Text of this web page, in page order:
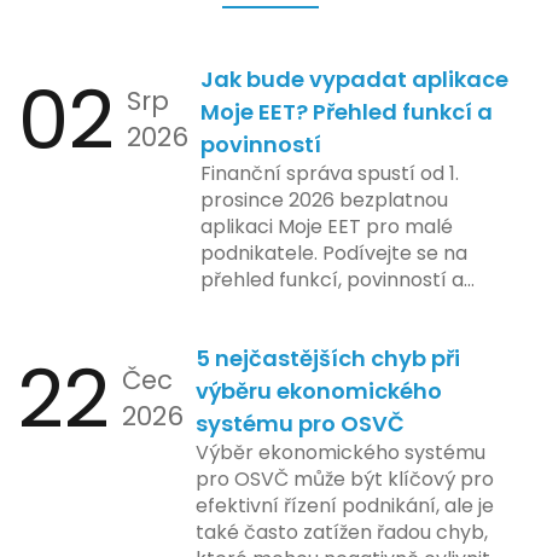
02 Srp
2026
Jak bude vypadat aplikace
Moje EET? Přehled funkcí a
povinností
Finanční správa spustí od 1.
prosince 2026 bezplatnou
aplikaci Moje EET pro malé
podnikatele. Podívejte se na
přehled funkcí, povinností a
22 Čec
2026
5 nejčastějších chyb při
výběru ekonomického
systému pro OSVČ
Výběr ekonomického systému
pro OSVČ může být klíčový pro
efektivní řízení podnikání, ale je
také často zatížen řadou chyb,